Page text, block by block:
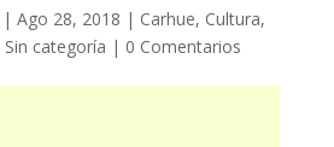
| Ago 28, 2018 | Carhue, Cultura,
Sin categoría | 0 Comentarios